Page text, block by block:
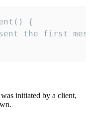
{
the first
initiated by a client,